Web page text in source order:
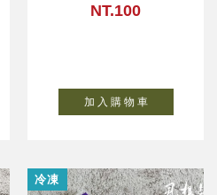
NT.100
加 入 購 物 車
冷凍